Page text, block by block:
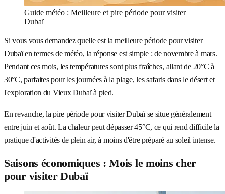
Guide météo : Meilleure et pire période pour visiter
Dubaï
Si vous vous demandez quelle est la meilleure période pour visiter
Dubaï en termes de météo, la réponse est simple : de novembre à mars.
Pendant ces mois, les températures sont plus fraîches, allant de 20°C à
30°C, parfaites pour les journées à la plage, les safaris dans le désert et
l'exploration du Vieux Dubaï à pied.
En revanche, la pire période pour visiter Dubaï se situe généralement
entre juin et août. La chaleur peut dépasser 45°C, ce qui rend difficile la
pratique d'activités de plein air, à moins d'être préparé au soleil intense.
Saisons économiques : Mois le moins cher
pour visiter Dubaï